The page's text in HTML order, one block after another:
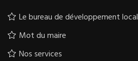
Le bureau de développement local
Mot du maire
Nos services